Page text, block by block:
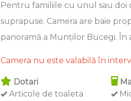
Pentru familiile cu unul sau doi
suprapuse. Camera are baie
panoramă a Munților Bucegi. În
Camera nu este valabilă în
Dotari
Articole de toaleta